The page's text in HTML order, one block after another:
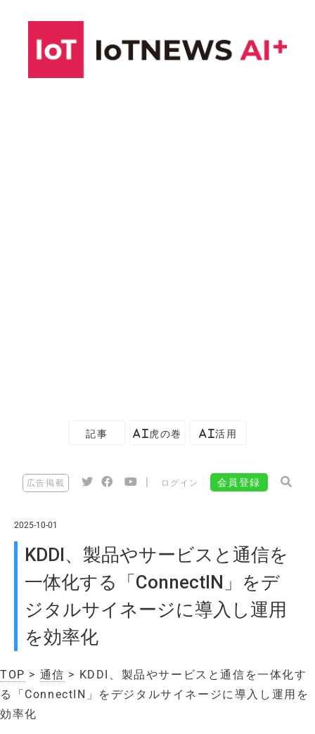
記事 AI虎の巻 AI活用
広告掲載 ログイン 会員登録
2025-10-01
KDDI、製品やサービスと通信を
一体化する「ConnectIN」をデ
ジタルサイネージに導入し運用
を効率化
TOP > 通信 > KDDI、製品やサービスと通信を一体化す
る「ConnectIN」をデジタルサイネージに導入し運用を
効率化